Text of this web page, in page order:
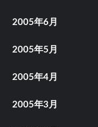
2005年6月
2005年5月
2005年4月
2005年3月